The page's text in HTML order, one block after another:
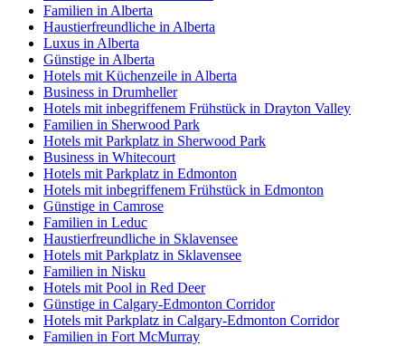
Familien in Alberta
Haustierfreundliche in Alberta
Luxus in Alberta
Günstige in Alberta
Hotels mit Küchenzeile in Alberta
Business in Drumheller
Hotels mit inbegriffenem Frühstück in Drayton Valley
Familien in Sherwood Park
Hotels mit Parkplatz in Sherwood Park
Business in Whitecourt
Hotels mit Parkplatz in Edmonton
Hotels mit inbegriffenem Frühstück in Edmonton
Günstige in Camrose
Familien in Leduc
Haustierfreundliche in Sklavensee
Hotels mit Parkplatz in Sklavensee
Familien in Nisku
Hotels mit Pool in Red Deer
Günstige in Calgary-Edmonton Corridor
Hotels mit Parkplatz in Calgary-Edmonton Corridor
Familien in Fort McMurray